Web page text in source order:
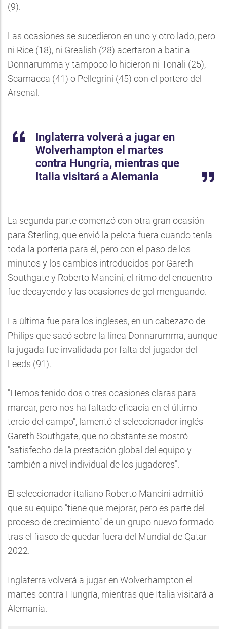
(9).
Las ocasiones se sucedieron en uno y otro lado, pero
ni Rice (18), ni Grealish (28) acertaron a batir a
Donnarumma y tampoco lo hicieron ni Tonali (25),
Scamacca (41) o Pellegrini (45) con el portero del
Arsenal.
Inglaterra volverá a jugar en
Wolverhampton el martes
contra Hungría, mientras que
Italia visitará a Alemania
La segunda parte comenzó con otra gran ocasión
para Sterling, que envió la pelota fuera cuando tenía
toda la portería para él, pero con el paso de los
minutos y los cambios introducidos por Gareth
Southgate y Roberto Mancini, el ritmo del encuentro
fue decayendo y las ocasiones de gol menguando.
La última fue para los ingleses, en un cabezazo de
Philips que sacó sobre la línea Donnarumma, aunque
la jugada fue invalidada por falta del jugador del
Leeds (91).
"Hemos tenido dos o tres ocasiones claras para
marcar, pero nos ha faltado eficacia en el último
tercio del campo", lamentó el seleccionador inglés
Gareth Southgate, que no obstante se mostró
"satisfecho de la prestación global del equipo y
también a nivel individual de los jugadores".
El seleccionador italiano Roberto Mancini admitió
que su equipo "tiene que mejorar, pero es parte del
proceso de crecimiento" de un grupo nuevo formado
tras el fiasco de quedar fuera del Mundial de Qatar
2022.
Inglaterra volverá a jugar en Wolverhampton el
martes contra Hungría, mientras que Italia visitará a
Alemania.